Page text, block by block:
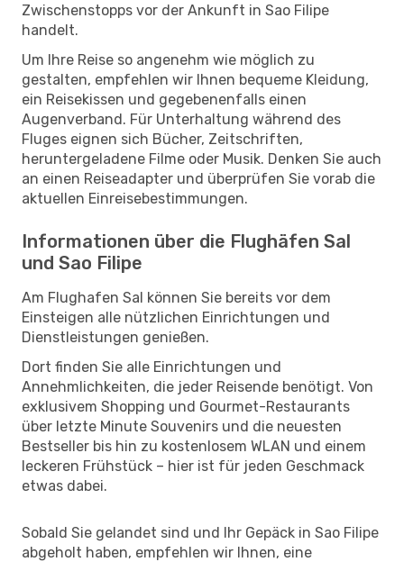
Zwischenstopps vor der Ankunft in Sao Filipe
handelt.
Um Ihre Reise so angenehm wie möglich zu
gestalten, empfehlen wir Ihnen bequeme Kleidung,
ein Reisekissen und gegebenenfalls einen
Augenverband. Für Unterhaltung während des
Fluges eignen sich Bücher, Zeitschriften,
heruntergeladene Filme oder Musik. Denken Sie auch
an einen Reiseadapter und überprüfen Sie vorab die
aktuellen Einreisebestimmungen.
Informationen über die Flughäfen Sal
und Sao Filipe
Am Flughafen Sal können Sie bereits vor dem
Einsteigen alle nützlichen Einrichtungen und
Dienstleistungen genießen.
Dort finden Sie alle Einrichtungen und
Annehmlichkeiten, die jeder Reisende benötigt. Von
exklusivem Shopping und Gourmet-Restaurants
über letzte Minute Souvenirs und die neuesten
Bestseller bis hin zu kostenlosem WLAN und einem
leckeren Frühstück – hier ist für jeden Geschmack
etwas dabei.
Sobald Sie gelandet sind und Ihr Gepäck in Sao Filipe
abgeholt haben, empfehlen wir Ihnen, eine